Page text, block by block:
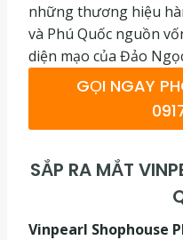
những thương hiệu
và Phú Quốc nguồn
diện mạo của Đảo
GỌI NGAY
SẮP RA MẮT
Vinpearl Shophouse